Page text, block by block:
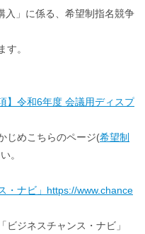
入」に係る、希望制指名競争
。
】令和6年度 会議用ディスプ
じめこちらのページ(希望制
。
・ナビ」https://www.chance
ジネスチャンス・ナビ」